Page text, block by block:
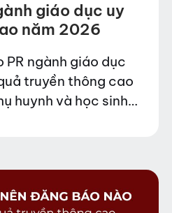
giáo dục uy
năm 2026
PR ngành giáo dục
truyền thông cao
huynh và học sinh